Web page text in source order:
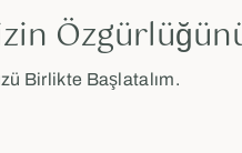
Birlikte Başlatalım.